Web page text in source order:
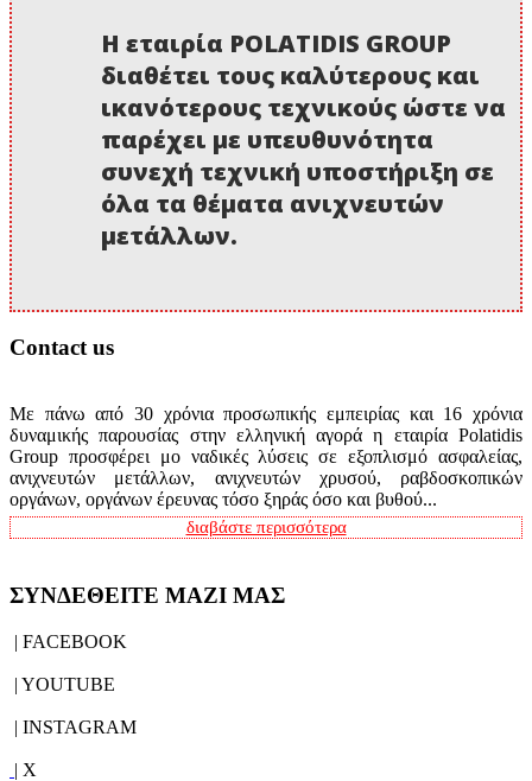
Η εταιρία POLATIDIS GROUP
διαθέτει τους καλύτερους και
ικανότερους τεχνικούς ώστε να
παρέχει με υπευθυνότητα
συνεχή τεχνική υποστήριξη σε
όλα τα θέματα ανιχνευτών
μετάλλων.
Contact us
Με πάνω από 30 χρόνια προσωπικής εμπειρίας και 16 χρόνια
δυναμικής παρουσίας στην ελληνική αγορά η εταιρία Polatidis
Group προσφέρει μο ναδικές λύσεις σε εξοπλισμό ασφαλείας,
ανιχνευτών μετάλλων, ανιχνευτών χρυσού, ραβδοσκοπικών
οργάνων, οργάνων έρευνας τόσο ξηράς όσο και βυθού...
διαβάστε περισσότερα
ΣΥΝΔΕΘΕΙΤΕ ΜΑΖΙ ΜΑΣ
| FACEBOOK
| YOUTUBE
| INSTAGRAM
| X